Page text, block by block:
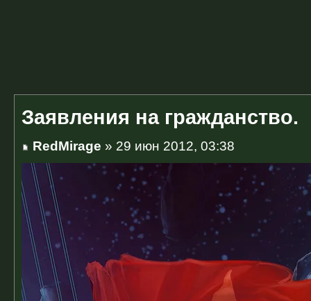
Заявления на гражданство.
RedMirage » 29 июн 2012, 03:38